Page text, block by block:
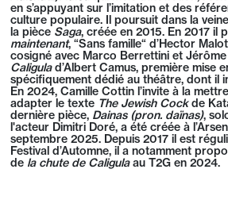
en s’appuyant sur l’imitation et des
culture populaire. Il poursuit dans la
la pièce Saga, créée en 2015. En 2017 il
maintenant, “Sans famille“ d’Hector
cosigné avec Marco Berrettini et
Caligulad’Albert Camus, première mise
spécifiquement dédié au théâtre, dont il
En 2024, Camille Cottin l’invite à la
adapter le texte The Jewish Cockde
dernière pièce, Dainas (pron. daïnas),
l'acteur Dimitri Doré, a été créée à
septembre 2025. Depuis 2017 il est
Festival d’Automne, il a notamment
de la chute de Caligulaau T2G en 2024.